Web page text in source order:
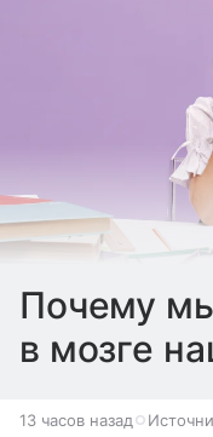
Почему
в мозге
13 часов назад